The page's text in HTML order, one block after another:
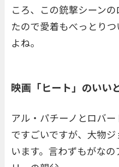
ころ、この銃撃シーン
たので愛着もべっとり
よね。
映画「ヒート」のいい
アル・パチーノとロバ
ですごいですが、大物
います。言わずもがな